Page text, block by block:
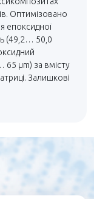
Оптимізовано
епоксидної
(49,2… 50,0
65 μm) за вмісту
Залишкові